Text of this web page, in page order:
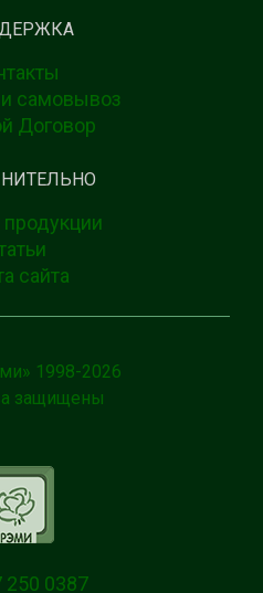
самовывоз
Договор
продукции
сайта
1998-2026
защищены
250 0387